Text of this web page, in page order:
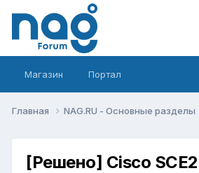
Магазин Портал
Главная NAG.RU - Основные разделы
[Решено] Cisco